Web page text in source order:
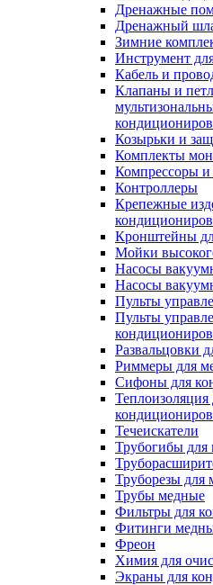
Дренажные
Дренажный
Зимние
Инструмент
Кабель и
Клапаны и
Козырьки и
Комплекты
Компрессоры и
Контроллеры
Крепежные
Кронштейны
Мойки
Насосы
Насосы
Пульты
Пульты
Развальцовки
Риммеры для
Сифоны для
Теплоизоляция
Течеискатели
Трубогибы для
Труборезы для
Трубы медные
Фильтры для
Фитинги
Фреон
Химия для
Экраны для